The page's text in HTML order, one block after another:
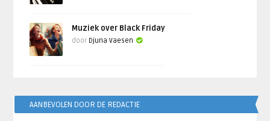
Muziek over Black Friday
door Djuna Vaesen
AANBEVOLEN DOOR DE REDACTIE